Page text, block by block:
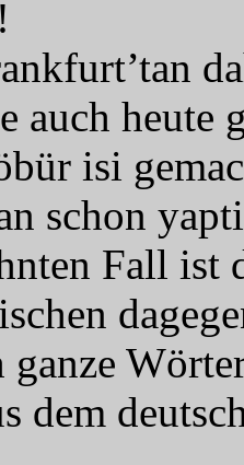
auch heute
isi
schon
Fall ist
ganze
dem